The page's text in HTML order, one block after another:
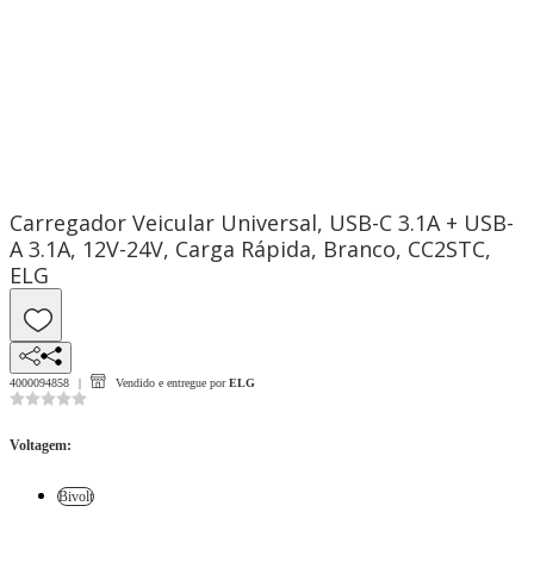
Carregador Veicular Universal, USB-C 3.1A + USB-
A 3.1A, 12V-24V, Carga Rápida, Branco, CC2STC,
ELG
4000094858 Vendido e entregue por ELG
Voltagem:
Bivolt